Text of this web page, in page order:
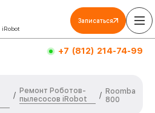
Записаться
+7 (812) 214-74-99
/
Ремонт Роботов-
пылесосов iRobot
/ Roomba
800